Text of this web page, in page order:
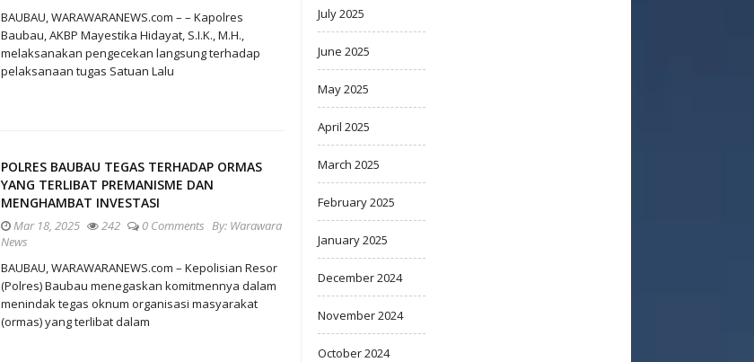
BAUBAU, WARAWARANEWS.com – – Kapolres
Baubau, AKBP Mayestika Hidayat, S.I.K., M.H.,
melaksanakan pengecekan langsung terhadap
pelaksanaan tugas Satuan Lalu
POLRES BAUBAU TEGAS TERHADAP ORMAS
YANG TERLIBAT PREMANISME DAN
MENGHAMBAT INVESTASI
Mar 18, 2025 242 0 Comments By: Warawara
News
BAUBAU, WARAWARANEWS.com – Kepolisian Resor
(Polres) Baubau menegaskan komitmennya dalam
menindak tegas oknum organisasi masyarakat
(ormas) yang terlibat dalam
July 2025
June 2025
May 2025
April 2025
March 2025
February 2025
January 2025
December 2024
November 2024
October 2024